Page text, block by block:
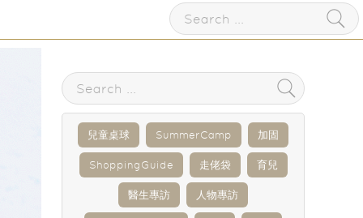
兒童桌球 SummerCamp 加固
ShoppingGuide 走佬袋 育兒
醫生專訪 人物專訪